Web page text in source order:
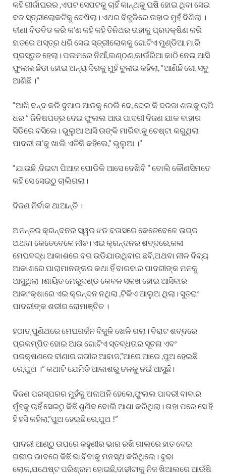
କହି ଗୀର୍ଜାଘରର ,ଏପଟ ସେପଟକୁ ଚାହିଁ କାନ୍ଥକୁ ଘଷି ହୋଇ ଥିବା ସେଇ
ବଡ ସ୍ତ୍ରୀଲୋକଟିକୁ ଦେଖିଲା। ଏଥର ବିଜୁଳିରେ ତାହାର ମୁହଁ ଦିଶିଲା ।
ବୀଣା ବିଡବିଡ କରି କ’ଣ କହି କହି ତିନିଥର ତାହାକୁ ପ୍ରଦକ୍ଷିଣ କରି
ହାତରେ ଅସ୍ତ୍ର ଧରି ସେଇ ସ୍ତ୍ରୀଲୋକକୁ ଗୋଟିଏ ମୁଣ୍ଡିଆ ମାରି
ପ୍ରସ୍ତୁତ ହେଲା। ପଲମରେ ନିଆଁ,ଲଣ୍ଠଣ,କାଉଁରିଆ କାଠି ନେଇ ଆସି
ଫୁଲଲ ଛିଡା ହୋଇ ଅନ୍ୟ ଦିଗକୁ ମୁହଁ ବୁଲାଇ କହିଲା, “ଆଣିଛି ଗୋ ସବୁ
ଆଣିଛି ।”
“ଆଖି ବନ୍ଦ କରି ଦୁଆର ଆଡକୁ ଠେଲି ଦେ, ଦେଇ କି ଦରଜା ଶଳାକୁ ଚାପି
ଧର ” ଜିନିଷପତ୍ର ଦେଇ ଫୁଲଲ ଆଉ ପାଦରୀ ଦିଜଣ ଯାକ ବାହାର
ସିଡିରେ ବସିଲେ। ଭୁଲୁଆ ଆସି ଉଙ୍କି ମାରିବାକୁ ଚେଷ୍ଟା କରୁଥିଲା
ପାଦରୀ ତା’କୁ ଖାଲି ଏତିକି କହିଲେ,” ଭୁଲୁଆ ।”
“ଯାଉଛି ,ଦିଇଟା ପିଆଜ ପୋଡିକି ଆସେ ଦେଖିବି ” ବୋଲି କୌଣସିମତେ
କହି ସେ ସେଇଠୁ ଚାଲିଗଲା।
ଦିଜଣ ନିର୍ବାକ ଥାଆନ୍ତି ।
ଅନନ୍ତର କ୍ରନ୍ଦନର ସ୍ୱର ଝଡ ବତାସରେ କେତେବେଳେ ଉଗ୍ର
ଅଥବା କେତେବେଳେ ନୀଚ। ଏଇ କ୍ରନ୍ଦନର ଶବ୍ଦରେ,କଳା
ମେଘବଦ୍ଧ ଆକାଶରେ ବଗ ଉଡିଯାଉଥିବାର ଛବି,ଅଥବା ନୀଳ ଦିବ୍ୟ
ଆକାଶରେ ପାରାମାନଙ୍କର କଥା ହିଁ ବାରବାର ପାଦରୀଙ୍କ ମନକୁ
ଆସୁଥିଲା ।ଶାୟିତ ମେରୁଦଣ୍ଡ କେବଳ ସଳଖ ହୋଇ ଆସିବାର
ଆକାଂକ୍ଷାରେ ଏଇ କ୍ରନ୍ଦନ ନଥିଲା ,ଟିକିଏ ଆଲୁଅ ଥିଲା। ସୁତରାଂ
ପାଦରୀଙ୍କ ଶରୀର ରୋମାଞ୍ଚିତ ।
ହଠାତ୍ ପୁଣିଥରେ ମେଘଗର୍ଜନ ବିଜୁଳି ଖେଳି ଗଲା। ବିରାଟ ଶବ୍ଦରେ
ପ୍ରକମ୍ପିତ ହୋଇ ଆଉ ଗୋଟିଏ ସ୍ତବ୍ଧତାର ସୂଚନା ଏବଂ
ପରକ୍ଷଣରେ ବୀଣାର ଗଭୀର ଆବାଜ,”ଆରେ ଆରେ ,ପୁଅ ହେଇଛି
ରେ,ପୁଅ ।” କଥାଟି ଯେମିତି ଆକାଶରୁ ତଳକୁ ନଇଁ ଆସୁଛି।
ଦିଜଣ ପରସ୍ପରର ମୁହଁକୁ ଅନାଅନି ହେଲେ,ଫୁଲଲ ପାଦରୀ ବାବାର
ମୁଁହକୁ ଚାହିଁ ସେଇଠୁ କିଛି ଶୁଣିବ ବୋଲି ଆଶା କରିଥିଲା। ତାହା ପରେ ସେ ହି
ହି ହସି କହିଲା,”ପୁଅ ହେଇଛି ରେ,ପୁଅ !”
ପାଦରୀ ଆଣ୍ଠୁ ଉପରେ କହୁଣୀର ଭାର ରଖି ଗାଲରେ ହାତ ଦେଇ
ଗଭୀର ଭାବରେ କିଛି ଭାବିବାକୁ ମନସ୍ଥ କରିଥିଲେ। ବୁଢା
ଲୋକ,ଯଥେଷ୍ଟ ପରିଶ୍ରମ ହୋଇଛି,ଦାଢୀଟାକୁ ନିଜ ଖିଆଲରେ ଆଉଁଷି